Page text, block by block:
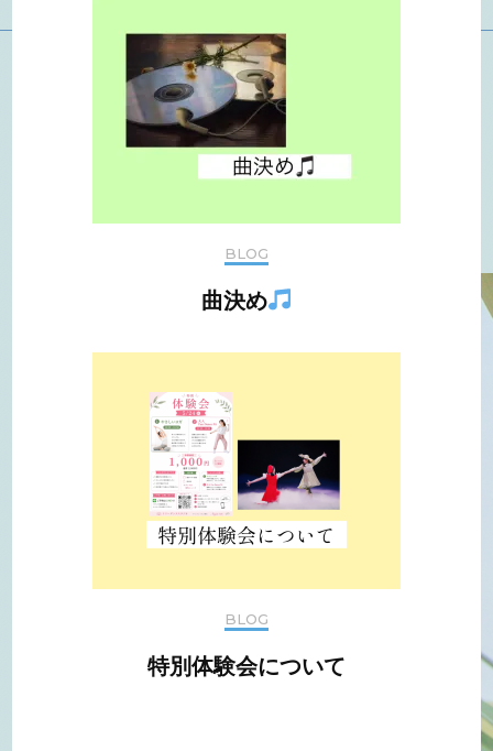
BLOG
曲決め
BLOG
特別体験会について